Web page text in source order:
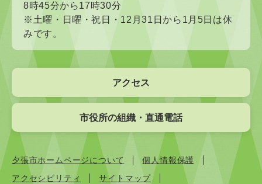
8時45分から17時30分
※土曜・日曜・祝日・12月31日から1月5日は休
みです。
アクセス
市役所の組織・直通電話
夕張市ホームページについて
個人情報保護
アクセシビリティ
サイトマップ